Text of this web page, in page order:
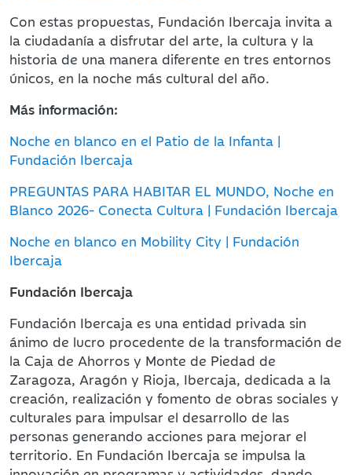
Con estas propuestas, Fundación Ibercaja invita a
la ciudadanía a disfrutar del arte, la cultura y la
historia de una manera diferente en tres entornos
únicos, en la noche más cultural del año.
Más información:
Noche en blanco en el Patio de la Infanta |
Fundación Ibercaja
PREGUNTAS PARA HABITAR EL MUNDO, Noche en
Blanco 2026- Conecta Cultura | Fundación Ibercaja
Noche en blanco en Mobility City | Fundación
Ibercaja
Fundación Ibercaja
Fundación Ibercaja es una entidad privada sin
ánimo de lucro procedente de la transformación de
la Caja de Ahorros y Monte de Piedad de
Zaragoza, Aragón y Rioja, Ibercaja, dedicada a la
creación, realización y fomento de obras sociales y
culturales para impulsar el desarrollo de las
personas generando acciones para mejorar el
territorio. En Fundación Ibercaja se impulsa la